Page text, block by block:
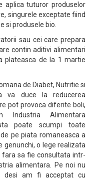
aplica tuturor produselor
singurele exceptate fiind
si produsele bio.
sau cei care prepara
contin aditivi alimentari
plateasca de la 1 martie
de Diabet, Nutritie si
va duce la reducerea
pot provoca diferite boli,
Industria Alimentara
poate scumpi toate
pe piata romaneasca a
genunchi, o lege realizata
sa fie consultata intr-
alimentara. Pe noi nu
desi am fi acceptat cu